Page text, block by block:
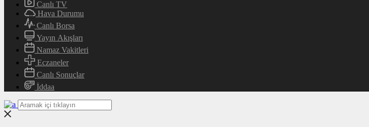
Canlı TV
Hava Durumu
Canlı Borsa
Yayın Akışları
Namaz Vakitleri
Eczaneler
Canlı Sonuçlar
İddaa